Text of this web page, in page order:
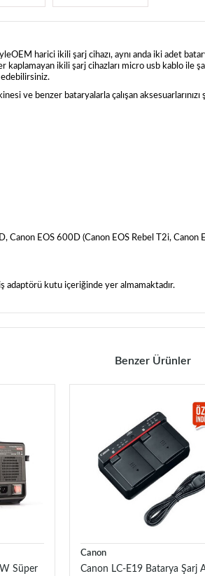
harici ikili şarj cihazı, aynı anda iki adet
kaplamayan ikili şarj cihazları micro usb kablo
edebilirsiniz.
ve benzer bataryalarla çalışan
EOS 600D (Canon EOS Rebel T2i, Canon
adaptörü kutu içeriğinde yer almamaktadır.
Benzer Ürünler
Süper
Canon
Canon LC-E19 Batarya Şarj